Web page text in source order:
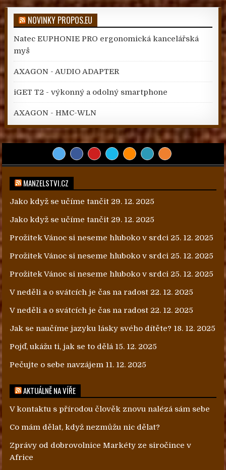
NOVINKY PROPOS.EU
Natec EUPHONIE PRO ergonomická kancelářská
myš
AXAGON - AUDIO ADAPTER
iGET T2 - výkonný a odolný smartphone
AXAGON - HMC-WLN
MANZELSTVI.CZ
Jako když se učíme tančit 29. 12. 2025
Jako když se učíme tančit 29. 12. 2025
Prožitek Vánoc si neseme hluboko v srdci 25. 12. 2025
Prožitek Vánoc si neseme hluboko v srdci 25. 12. 2025
Prožitek Vánoc si neseme hluboko v srdci 25. 12. 2025
V neděli a o svátcích je čas na radost 22. 12. 2025
V neděli a o svátcích je čas na radost 22. 12. 2025
Jak se naučíme jazyku lásky svého dítěte? 18. 12. 2025
Pojď, ukážu ti, jak se to dělá 15. 12. 2025
Pečujte o sebe navzájem 11. 12. 2025
AKTUÁLNĚ NA VÍŘE
V kontaktu s přírodou člověk znovu nalézá sám sebe
Co mám dělat, když nezmůžu nic dělat?
Zprávy od dobrovolnice Markéty ze siročince v
Africe